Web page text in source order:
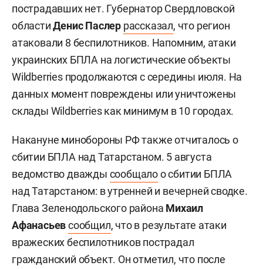
пострадавших нет. Губернатор Свердловской
областиДенис Паслер рассказал, что регион
атаковали 8 беспилотников. Напомним, атаки
украинских БПЛА на логистические объекты
Wildberries продолжаются с середины июля. На
данных момент повреждены или уничтожены
склады Wildberries как минимум в 10 городах.
Накануне минобороны РФ также отчиталось о
сбитии БПЛА над Татарстаном. 5 августа
ведомство дважды сообщалоо сбитии БПЛА
над Татарстаном: в утренней и вечерней сводке.
Глава Зеленодольского района Михаил
Афанасьевсообщил, что в результате атаки
вражеских беспилотников пострадал
гражданский объект. Он отметил, что после